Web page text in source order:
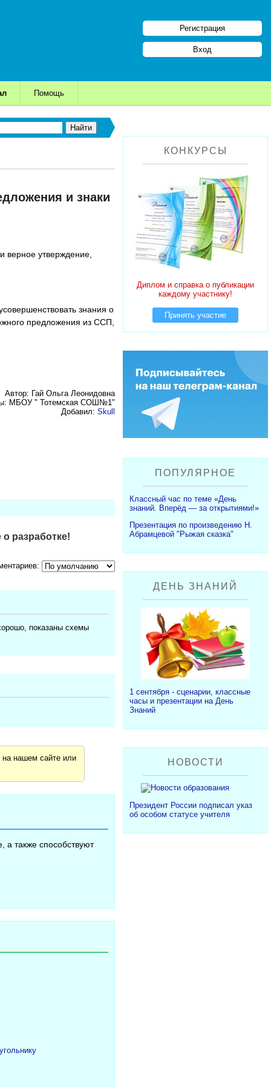
Регистрация
Вход
Помощь
и знаки
верное утверждение,
знания о
предложения из ССП,
Автор: Гай Ольга Леонидовна
МБОУ " Тотемская СОШ№1"
Добавил: Skull
разработке!
показаны схемы
на нашем сайте или
а также способствуют
КОНКУРСЫ
Диплом и справка о публикации
каждому участнику!
Принять участие
ПОПУЛЯРНОЕ
Классный час по теме «День
знаний. Вперёд — за открытиями!»
Презентация по произведению Н.
Абрамцевой "Рыжая сказка"
ДЕНЬ ЗНАНИЙ
1 сентября - сценарии, классные
часы и презентации на День
Знаний
НОВОСТИ
Президент России подписал указ
об особом статусе учителя